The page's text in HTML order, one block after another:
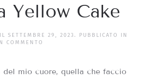
Yellow Cake
IL SETTEMBRE 29, 2023 . PUBBLICATO IN
COMMENTO
del mio cuore, quella che faccio